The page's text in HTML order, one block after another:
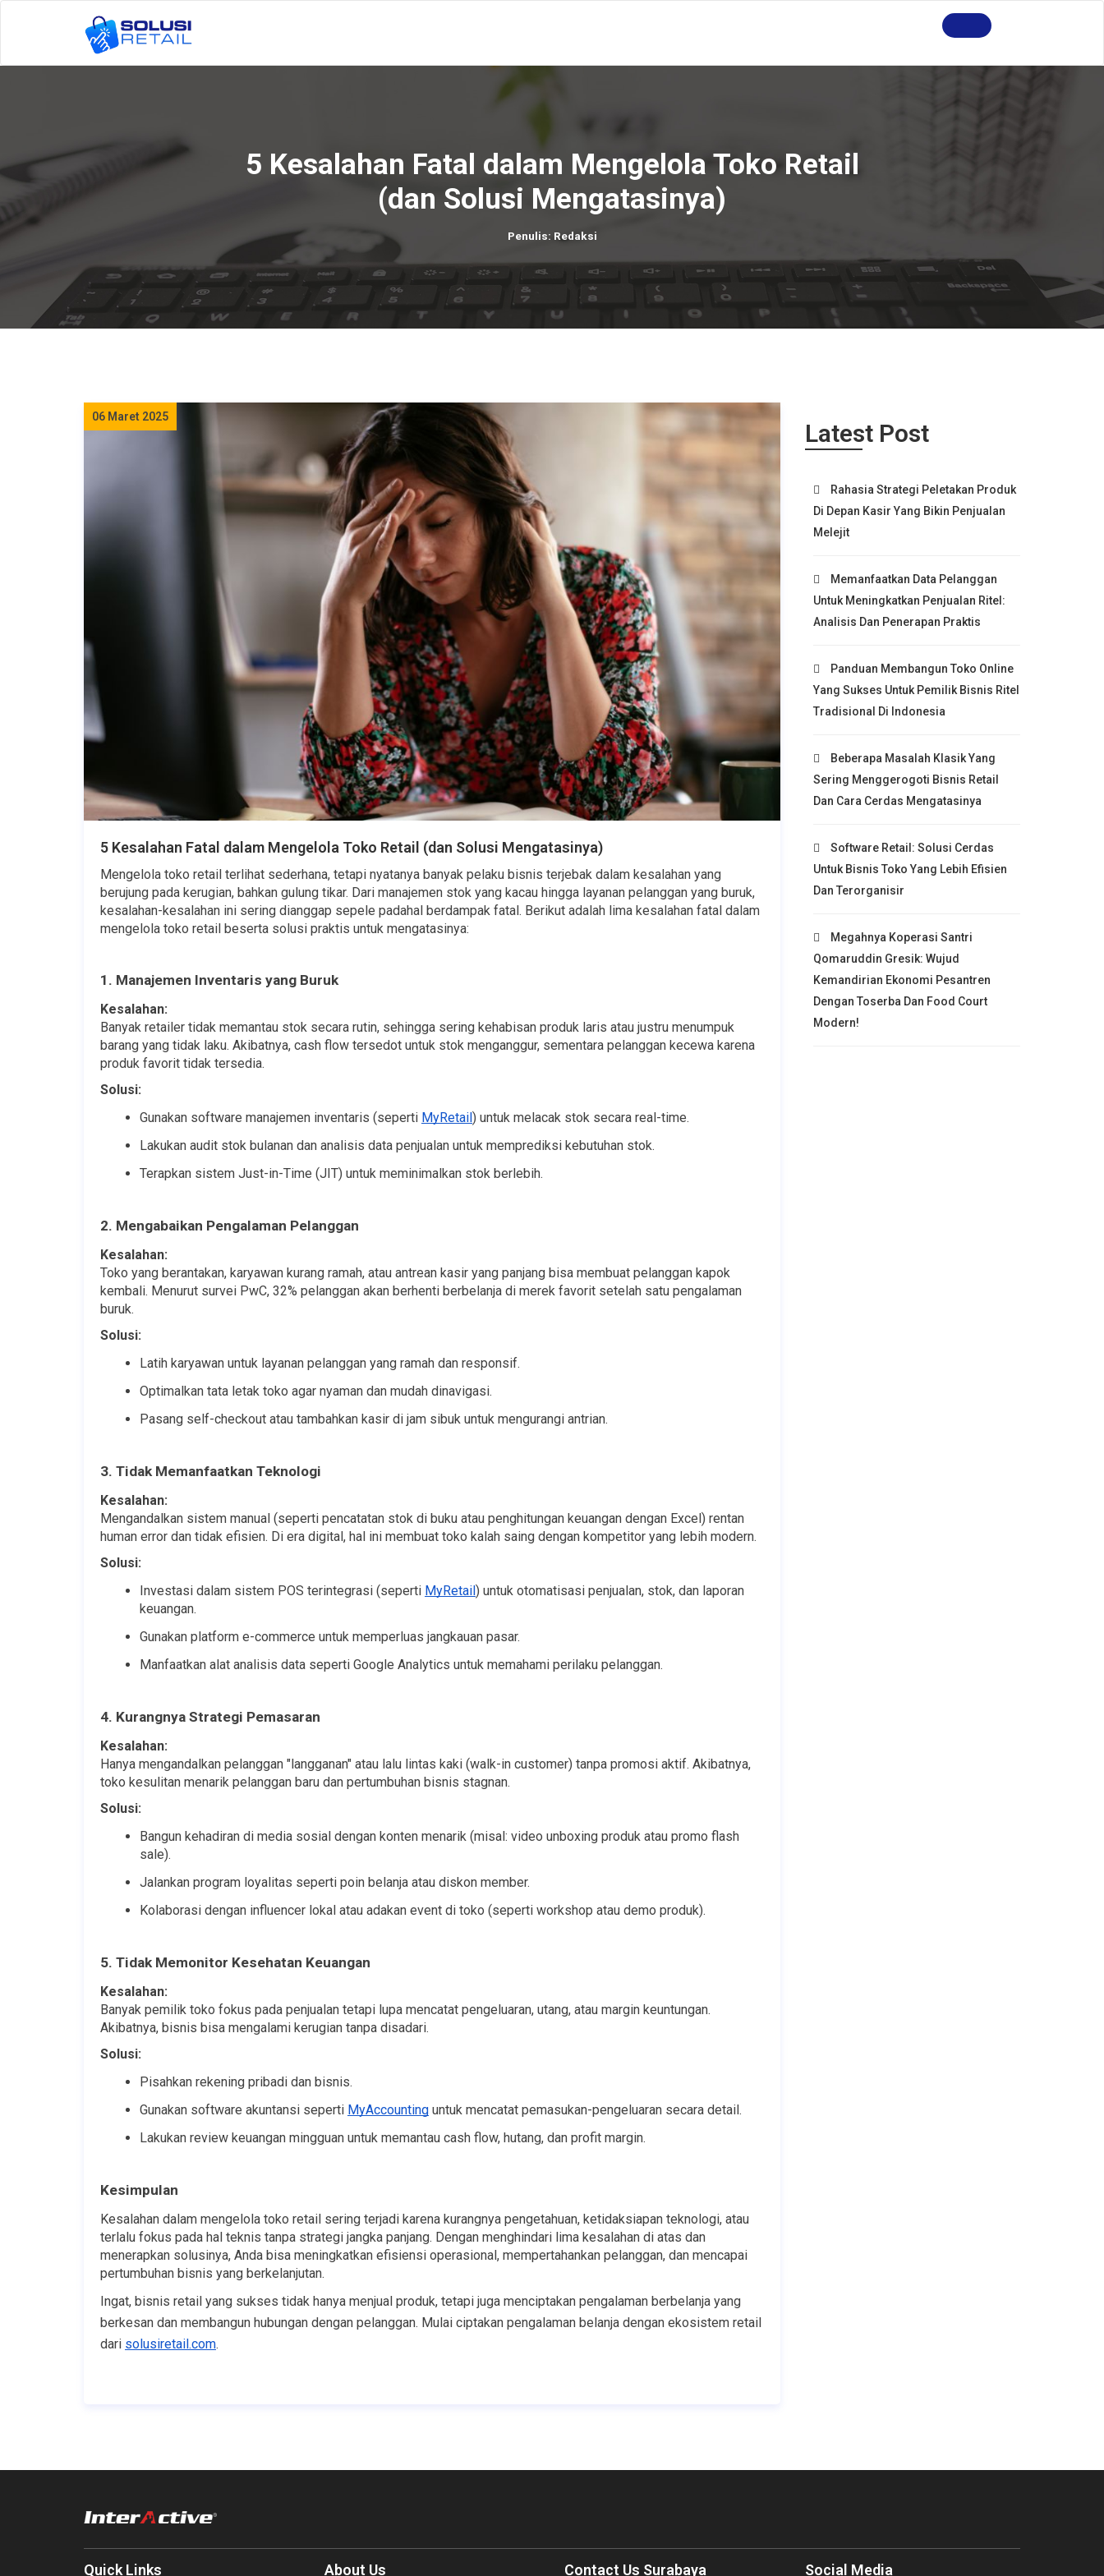
5 Kesalahan Fatal dalam Mengelola Toko Retail
(dan Solusi Mengatasinya)
Penulis: Redaksi
06 Maret 2025
5 Kesalahan Fatal dalam Mengelola Toko Retail (dan Solusi Mengatasinya)
Mengelola toko retail terlihat sederhana, tetapi nyatanya banyak pelaku bisnis terjebak dalam kesalahan yang
berujung pada kerugian, bahkan gulung tikar. Dari manajemen stok yang kacau hingga layanan pelanggan yang buruk,
kesalahan-kesalahan ini sering dianggap sepele padahal berdampak fatal. Berikut adalah lima kesalahan fatal dalam
mengelola toko retail beserta solusi praktis untuk mengatasinya:
1. Manajemen Inventaris yang Buruk
Kesalahan:
Banyak retailer tidak memantau stok secara rutin, sehingga sering kehabisan produk laris atau justru menumpuk
barang yang tidak laku. Akibatnya, cash flow tersedot untuk stok menganggur, sementara pelanggan kecewa karena
produk favorit tidak tersedia.
Solusi:
Gunakan software manajemen inventaris (seperti MyRetail ) untuk melacak stok secara real-time.
Lakukan audit stok bulanan dan analisis data penjualan untuk memprediksi kebutuhan stok.
Terapkan sistem Just-in-Time (JIT) untuk meminimalkan stok berlebih.
2. Mengabaikan Pengalaman Pelanggan
Kesalahan:
Toko yang berantakan, karyawan kurang ramah, atau antrean kasir yang panjang bisa membuat pelanggan kapok
kembali. Menurut survei PwC, 32% pelanggan akan berhenti berbelanja di merek favorit setelah satu pengalaman
buruk.
Solusi:
Latih karyawan untuk layanan pelanggan yang ramah dan responsif.
Optimalkan tata letak toko agar nyaman dan mudah dinavigasi.
Pasang self-checkout atau tambahkan kasir di jam sibuk untuk mengurangi antrian.
3. Tidak Memanfaatkan Teknologi
Kesalahan:
Mengandalkan sistem manual (seperti pencatatan stok di buku atau penghitungan keuangan dengan Excel) rentan
human error dan tidak efisien. Di era digital, hal ini membuat toko kalah saing dengan kompetitor yang lebih modern.
Solusi:
Investasi dalam sistem POS terintegrasi (seperti MyRetail ) untuk otomatisasi penjualan, stok, dan laporan
keuangan.
Gunakan platform e-commerce untuk memperluas jangkauan pasar.
Manfaatkan alat analisis data seperti Google Analytics untuk memahami perilaku pelanggan.
4. Kurangnya Strategi Pemasaran
Kesalahan:
Hanya mengandalkan pelanggan "langganan" atau lalu lintas kaki (walk-in customer) tanpa promosi aktif. Akibatnya,
toko kesulitan menarik pelanggan baru dan pertumbuhan bisnis stagnan.
Solusi:
Bangun kehadiran di media sosial dengan konten menarik (misal: video unboxing produk atau promo flash
sale).
Jalankan program loyalitas seperti poin belanja atau diskon member.
Kolaborasi dengan influencer lokal atau adakan event di toko (seperti workshop atau demo produk).
5. Tidak Memonitor Kesehatan Keuangan
Kesalahan:
Banyak pemilik toko fokus pada penjualan tetapi lupa mencatat pengeluaran, utang, atau margin keuntungan.
Akibatnya, bisnis bisa mengalami kerugian tanpa disadari.
Solusi:
Pisahkan rekening pribadi dan bisnis.
Gunakan software akuntansi seperti MyAccounting untuk mencatat pemasukan-pengeluaran secara detail.
Lakukan review keuangan mingguan untuk memantau cash flow, hutang, dan profit margin.
Kesimpulan
Kesalahan dalam mengelola toko retail sering terjadi karena kurangnya pengetahuan, ketidaksiapan teknologi, atau
terlalu fokus pada hal teknis tanpa strategi jangka panjang. Dengan menghindari lima kesalahan di atas dan
menerapkan solusinya, Anda bisa meningkatkan efisiensi operasional, mempertahankan pelanggan, dan mencapai
pertumbuhan bisnis yang berkelanjutan.
Ingat, bisnis retail yang sukses tidak hanya menjual produk, tetapi juga menciptakan pengalaman berbelanja yang
berkesan dan membangun hubungan dengan pelanggan. Mulai ciptakan pengalaman belanja dengan ekosistem retail
dari solusiretail.com.
Latest Post
Rahasia Strategi Peletakan Produk
Di Depan Kasir Yang Bikin Penjualan
Melejit
Memanfaatkan Data Pelanggan
Untuk Meningkatkan Penjualan Ritel:
Analisis Dan Penerapan Praktis
Panduan Membangun Toko Online
Yang Sukses Untuk Pemilik Bisnis Ritel
Tradisional Di Indonesia
Beberapa Masalah Klasik Yang
Sering Menggerogoti Bisnis Retail
Dan Cara Cerdas Mengatasinya
Software Retail: Solusi Cerdas
Untuk Bisnis Toko Yang Lebih Efisien
Dan Terorganisir
Megahnya Koperasi Santri
Qomaruddin Gresik: Wujud
Kemandirian Ekonomi Pesantren
Dengan Toserba Dan Food Court
Modern!
Quick Links About Us Contact Us Surabaya Social Media